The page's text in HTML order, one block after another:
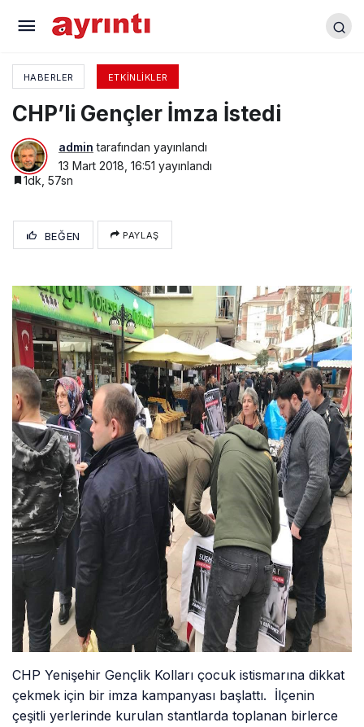
HABERLER ETKINLIKLER
CHP’li Gençler İmza İstedi
admin tarafından yayınlandı
13 Mart 2018, 16:51 yayınlandı
1dk, 57sn
BEĞEN PAYLAŞ
CHP Yenişehir Gençlik Kolları çocuk istismarına dikkat
çekmek için bir imza kampanyası başlattı. İlçenin
çeşitli yerlerinde kurulan stantlarda toplanan birlerce
Gıda Üreten İşletmeler Denetlendi